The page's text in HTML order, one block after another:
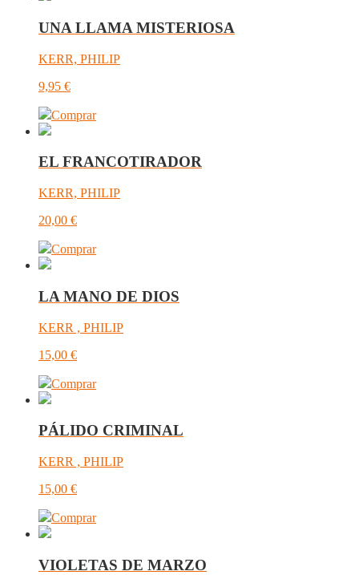
UNA LLAMA MISTERIOSA
KERR, PHILIP
9,95 €
Comprar
EL FRANCOTIRADOR
KERR, PHILIP
20,00 €
Comprar
LA MANO DE DIOS
KERR , PHILIP
15,00 €
Comprar
PÁLIDO CRIMINAL
KERR , PHILIP
15,00 €
Comprar
VIOLETAS DE MARZO